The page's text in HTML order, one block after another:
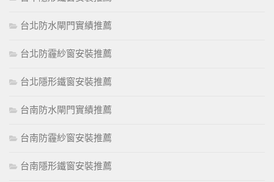
台北防水閘門實績推薦
台北防霾紗窗安裝推薦
台北隱形鐵窗安裝推薦
台南防水閘門實績推薦
台南防霾紗窗安裝推薦
台南隱形鐵窗安裝推薦